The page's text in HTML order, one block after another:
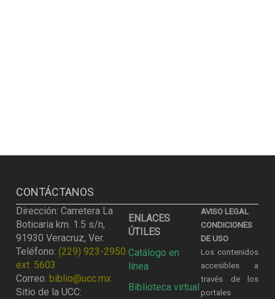
CONTÁCTANOS
Dirección: Carretera La
Boticaria km. 1.5 s/n,
91930 Veracruz, Ver.
Teléfono:(229) 923-2950
ext. 5603
Correo: biblio@ucc.mx
Sitio de la UCC:
ENLACES
ÚTILES
Catálogo en
línea
Biblioteca virtual
AVISO LEGAL
CONDICIONES
DE USO
Los contenidos
accesibles a
través de los
portales